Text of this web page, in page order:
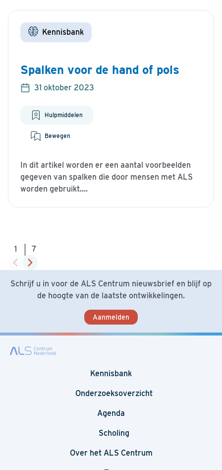
Kennisbank
Spalken voor de hand of pols
31 oktober 2023
Hulpmiddelen
Bewegen
In dit artikel worden er een aantal voorbeelden
gegeven van spalken die door mensen met ALS
worden gebruikt....
1 7
Schrijf u in voor de ALS Centrum nieuwsbrief en blijf op
de hoogte van de laatste ontwikkelingen.
Aanmelden
Kennisbank
Onderzoeksoverzicht
Agenda
Scholing
Over het ALS Centrum